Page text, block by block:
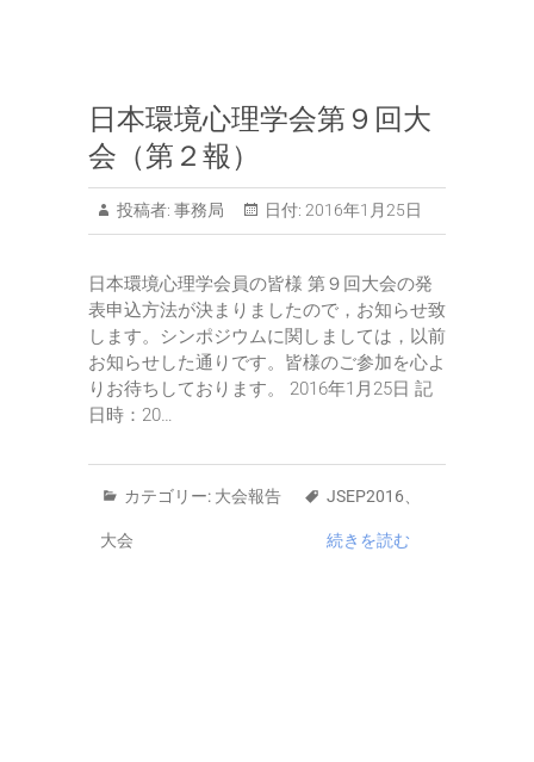
日本環境心理学会第９回大
会（第２報）
投稿者: 事務局 日付: 2016年1月25日
日本環境心理学会員の皆様 第９回大会の発
表申込方法が決まりましたので，お知らせ致
します。シンポジウムに関しましては，以前
お知らせした通りです。皆様のご参加を心よ
りお待ちしております。 2016年1月25日 記
日時：20…
カテゴリー: 大会報告 JSEP2016
大会 続きを読む